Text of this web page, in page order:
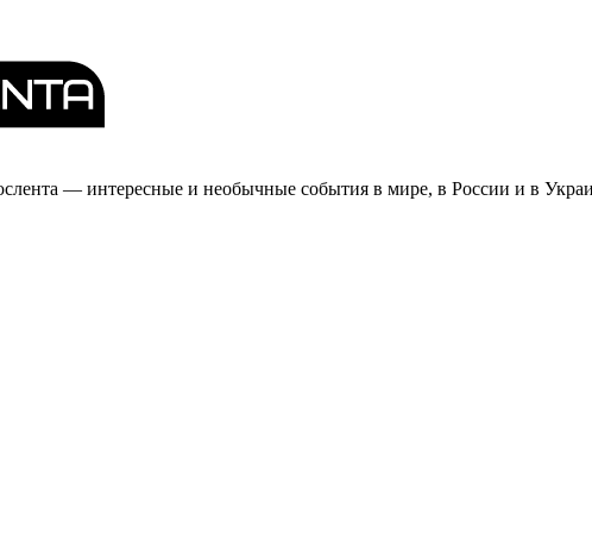
— интересные и необычные события в мире, в России и в